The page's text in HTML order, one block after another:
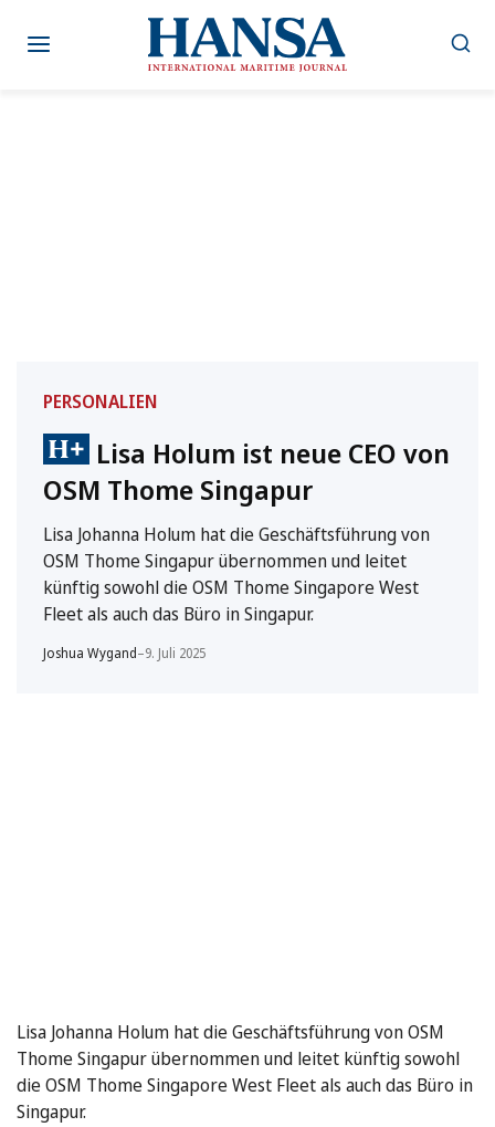
Inhalt
PERSONALIEN
Lisa Holum ist neue CEO von
OSM Thome Singapur
Lisa Johanna Holum hat die Geschäftsführung von
OSM Thome Singapur übernommen und leitet
künftig sowohl die OSM Thome Singapore West
Fleet als auch das Büro in Singapur.
Joshua Wygand–9. Juli 2025
Lisa Johanna Holum hat die Geschäftsführung von OSM
Thome Singapur übernommen und leitet künftig sowohl
die OSM Thome Singapore West Fleet als auch das Büro in
Singapur.